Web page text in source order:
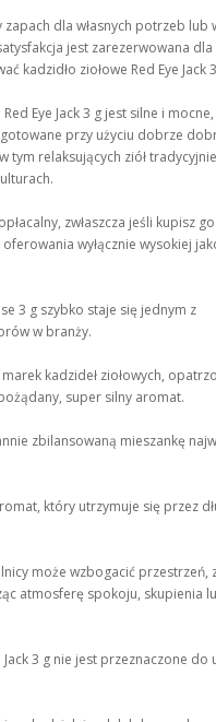
dla własnych potrzeb lub
jest zarezerwowana
kadzidło ziołowe Red Eye Jack
Eye Jack 3 g jest silne i
przy użyciu dobrze
tym relaksujących ziół tradycyjnie
zwłaszcza jeśli kupisz
wyłącznie wysokiej
3 g szybko staje się jednym z
w branży.
kadzideł ziołowych,
super silny aromat.
zbilansowaną mieszankę
który utrzymuje się przez
może wzbogacić przestrzeń,
atmosferę spokoju, skupienia
Jack 3 g nie jest przeznaczone do